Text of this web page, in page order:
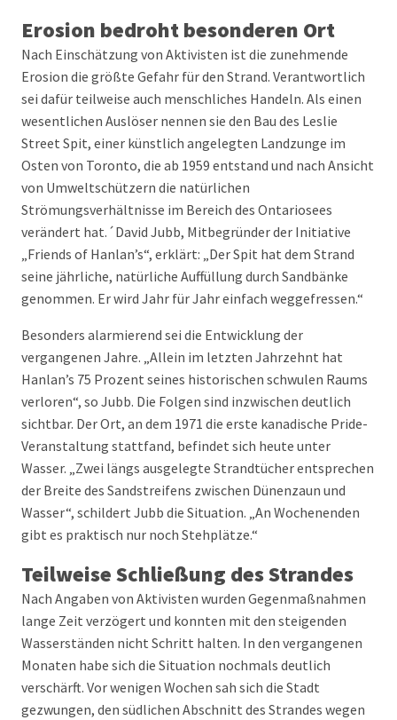
Erosion bedroht besonderen Ort
Nach Einschätzung von Aktivisten ist die zunehmende
Erosion die größte Gefahr für den Strand. Verantwortlich
sei dafür teilweise auch menschliches Handeln. Als einen
wesentlichen Auslöser nennen sie den Bau des Leslie
Street Spit, einer künstlich angelegten Landzunge im
Osten von Toronto, die ab 1959 entstand und nach Ansicht
von Umweltschützern die natürlichen
Strömungsverhältnisse im Bereich des Ontariosees
verändert hat.´David Jubb, Mitbegründer der Initiative
„Friends of Hanlan’s“, erklärt: „Der Spit hat dem Strand
seine jährliche, natürliche Auffüllung durch Sandbänke
genommen. Er wird Jahr für Jahr einfach weggefressen.“
Besonders alarmierend sei die Entwicklung der
vergangenen Jahre. „Allein im letzten Jahrzehnt hat
Hanlan’s 75 Prozent seines historischen schwulen Raums
verloren“, so Jubb. Die Folgen sind inzwischen deutlich
sichtbar. Der Ort, an dem 1971 die erste kanadische Pride-
Veranstaltung stattfand, befindet sich heute unter
Wasser. „Zwei längs ausgelegte Strandtücher entsprechen
der Breite des Sandstreifens zwischen Dünenzaun und
Wasser“, schildert Jubb die Situation. „An Wochenenden
gibt es praktisch nur noch Stehplätze.“
Teilweise Schließung des Strandes
Nach Angaben von Aktivisten wurden Gegenmaßnahmen
lange Zeit verzögert und konnten mit den steigenden
Wasserständen nicht Schritt halten. In den vergangenen
Monaten habe sich die Situation nochmals deutlich
verschärft. Vor wenigen Wochen sah sich die Stadt
gezwungen, den südlichen Abschnitt des Strandes wegen